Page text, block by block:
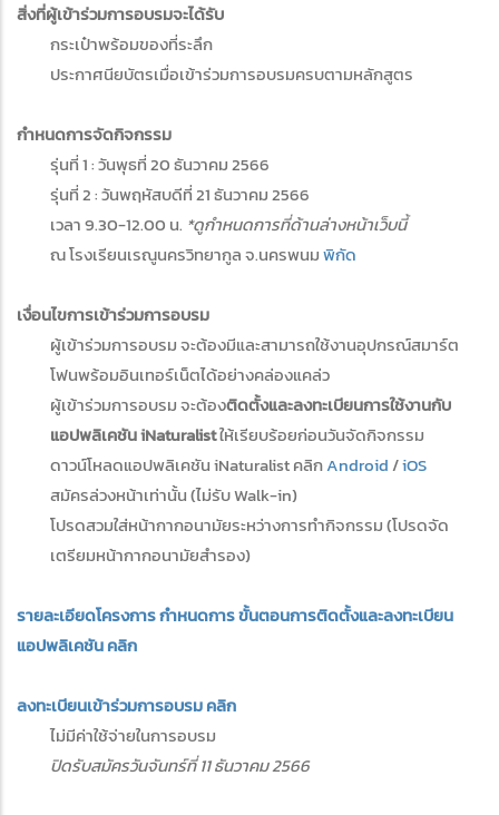
สิ่งที่ผู้เข้าร่วมการอบรมจะได้รับ
กระเป๋าพร้อมของที่ระลึก
ประกาศนียบัตรเมื่อเข้าร่วมการอบรมครบตามหลักสูตร
กำหนดการจัดกิจกรรม
รุ่นที่ 1 : วันพุธที่ 20 ธันวาคม 2566
รุ่นที่ 2 : วันพฤหัสบดีที่ 21 ธันวาคม 2566
เวลา 9.30-12.00 น. *ดูกำหนดการที่ด้านล่างหน้าเว็บนี้
ณ โรงเรียนเรณูนครวิทยากูล จ.นครพนมพิกัด
เงื่อนไขการเข้าร่วมการอบรม
ผู้เข้าร่วมการอบรม จะต้องมีและสามารถใช้งานอุปกรณ์สมาร์ต
โฟนพร้อมอินเทอร์เน็ตได้อย่างคล่องแคล่ว
ผู้เข้าร่วมการอบรม จะต้องติดตั้งและลงทะเบียนการใช้งานกับ
แอปพลิเคชัน iNaturalistให้เรียบร้อยก่อนวันจัดกิจกรรม
ดาวน์โหลดแอปพลิเคชัน iNaturalist คลิกAndroid/‎iOS
สมัครล่วงหน้าเท่านั้น (ไม่รับ Walk-in)
โปรดสวมใส่หน้ากากอนามัยระหว่างการทำกิจกรรม (โปรดจัด
เตรียมหน้ากากอนามัยสำรอง)
รายละเอียดโครงการกำหนดการ ขั้นตอนการติดตั้งและลงทะเบียน
แอปพลิเคชัน คลิก
ลงทะเบียนเข้าร่วมการอบรม คลิก
ไม่มีค่าใช้จ่ายในการอบรม
ปิดรับสมัครวันจันทร์ที่ 11 ธันวาคม 2566